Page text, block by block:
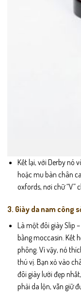
Kết lại, với Derby nó
hoặc mu bàn chân
oxfords, nơi chữ “V”
3. Giày da nam công
Là một đôi giày Slip
bằng moccasin. Kết
phông. Vì vậy, nó
thú vị. Bạn xỏ vào
đôi giày lười đẹp
phải da lộn, vẫn giữ